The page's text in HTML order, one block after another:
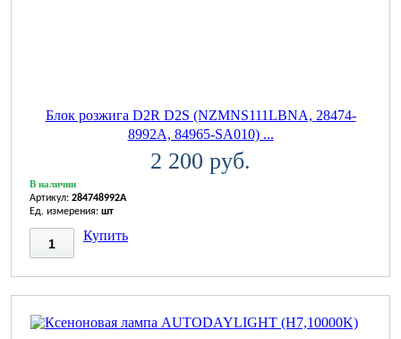
Блок розжига D2R D2S (NZMNS111LBNA, 28474-
8992A, 84965-SA010) ...
2 200 руб.
В наличии
Артикул: 284748992A
Ед. измерения: шт
Купить